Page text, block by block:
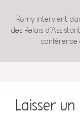
Romy intervient
des Relais
Laisser